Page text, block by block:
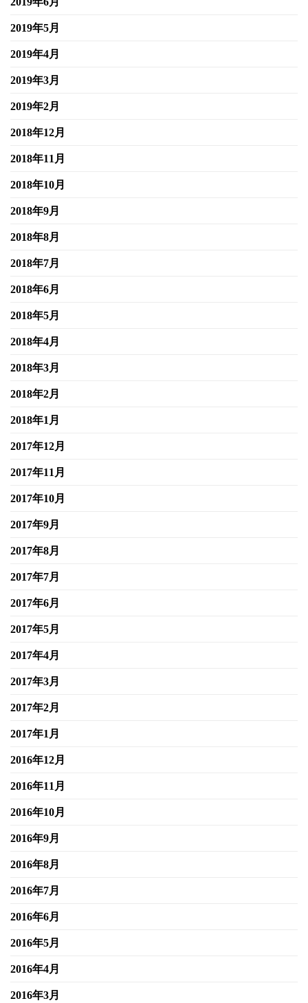
2019年5月
2019年4月
2019年3月
2019年2月
2018年12月
2018年11月
2018年10月
2018年9月
2018年8月
2018年7月
2018年6月
2018年5月
2018年4月
2018年3月
2018年2月
2018年1月
2017年12月
2017年11月
2017年10月
2017年9月
2017年8月
2017年7月
2017年6月
2017年5月
2017年4月
2017年3月
2017年2月
2017年1月
2016年12月
2016年11月
2016年10月
2016年9月
2016年8月
2016年7月
2016年6月
2016年5月
2016年4月
2016年3月